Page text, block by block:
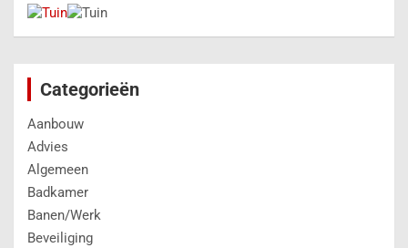
Categorieën
Aanbouw
Advies
Algemeen
Badkamer
Banen/Werk
Beveiliging